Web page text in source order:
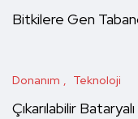
Bitkilere Gen
Donanım Teknoloji
Çıkarılabilir